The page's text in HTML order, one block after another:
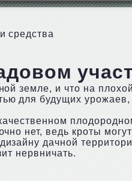
средства
земле, и что на
для будущих урожаев,
нет, ведь кроты
дачной
нервничать.